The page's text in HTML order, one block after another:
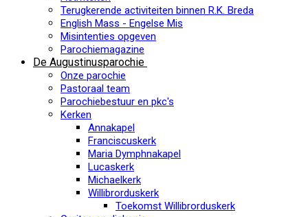
Terugkerende activiteiten binnen R.K. Breda
English Mass - Engelse Mis
Misintenties opgeven
Parochiemagazine
De Augustinusparochie
Onze parochie
Pastoraal team
Parochiebestuur en pkc's
Kerken
Annakapel
Franciscuskerk
Maria Dymphnakapel
Lucaskerk
Michaelkerk
Willibrorduskerk
Toekomst Willibrorduskerk